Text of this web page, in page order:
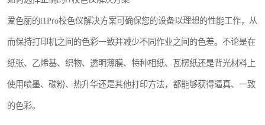
爱色丽的i1Pro校色仪解决方案可确保您的设备以理想的性能工作，从
而保持打印机之间的色彩一致并减少不同作业之间的色差。不论是在
纸张、乙烯基、织物、透明薄膜、特种相纸、瓦楞纸还是背光材料上
使用喷墨、碳粉、热升华还是其他打印方法，都能够获得逼真、一致
的色彩。